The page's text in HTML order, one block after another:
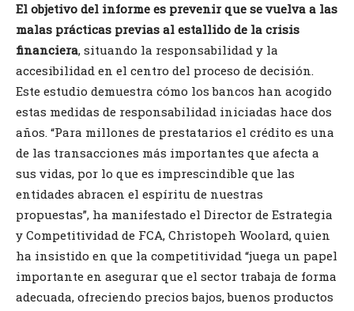
El objetivo del informe es prevenir que se vuelva a las
malas prácticas previas al estallido de la crisis
financiera, situando la responsabilidad y la
accesibilidad en el centro del proceso de decisión.
Este estudio demuestra cómo los bancos han acogido
estas medidas de responsabilidad iniciadas hace dos
años. “Para millones de prestatarios el crédito es una
de las transacciones más importantes que afecta a
sus vidas, por lo que es imprescindible que las
entidades abracen el espíritu de nuestras
propuestas”, ha manifestado el Director de Estrategia
y Competitividad de FCA, Christopeh Woolard, quien
ha insistido en que la competitividad “juega un papel
importante en asegurar que el sector trabaja de forma
adecuada, ofreciendo precios bajos, buenos productos